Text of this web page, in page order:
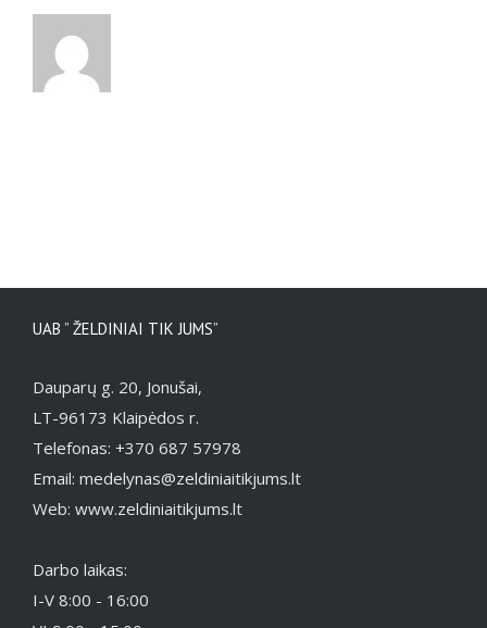
UAB ” ŽELDINIAI TIK JUMS”
Dauparų g. 20, Jonušai,
LT-96173 Klaipėdos r.
Telefonas: +370 687 57978
Email: medelynas@zeldiniaitikjums.lt
Web: www.zeldiniaitikjums.lt
Darbo laikas:
I-V 8:00 - 16:00